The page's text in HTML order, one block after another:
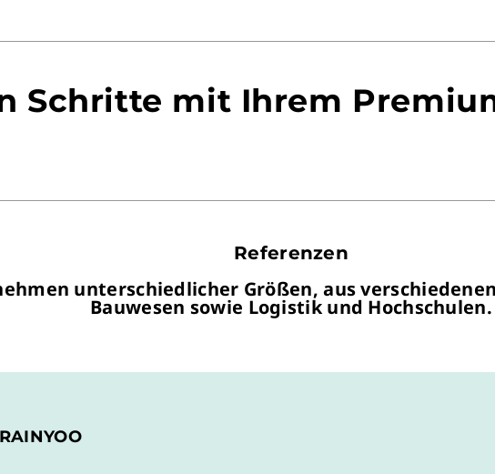
Schritte mit Ihrem
Referenzen
unterschiedlicher Größen, aus
Bauwesen sowie Logistik und Hochschulen.